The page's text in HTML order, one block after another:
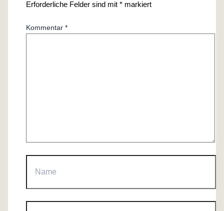
Erforderliche Felder sind mit* markiert
Kommentar*